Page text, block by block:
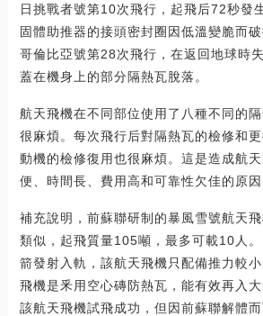
日挑戰者號第10次飛行，起飛后72秒發
固體助推器的接頭密封圈因低溫變脆而
哥倫比亞號第28次飛行，在返回地球時
蓋在機身上的部分隔熱瓦脫落。
航天飛機在不同部位使用了八種不同的
很麻煩。每次飛行后對隔熱瓦的檢修和
動機的檢修復用也很麻煩。這是造成航
便、時間長、費用高和可靠性欠佳的原因
補充說明，前蘇聯研制的暴風雪號航天
類似，起飛質量105噸，最多可載10人
箭發射入軌，該航天飛機只配備推力較
飛機是釆用空心磚防熱瓦，能有效再入大
該航天飛機試飛成功，但因前蘇聯解體而